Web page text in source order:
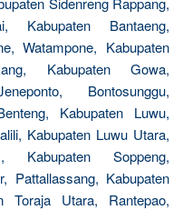
Kabupaten Bantaeng,
Watampone, Kabupaten
Kabupaten Gowa,
Bontosunggu,
Kabupaten Luwu,
Kabupaten Luwu Utara,
Kabupaten Soppeng,
Pattallassang, Kabupaten
Toraja Utara, Rantepao,